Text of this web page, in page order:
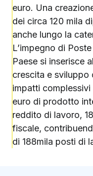
euro. Una
dei circa 120 mila
anche lungo la
L’impegno di
Paese si inserisce
crescita e sviluppo
impatti complessivi
euro di prodotto
reddito di lavoro,
fiscale,
di 188mila posti di